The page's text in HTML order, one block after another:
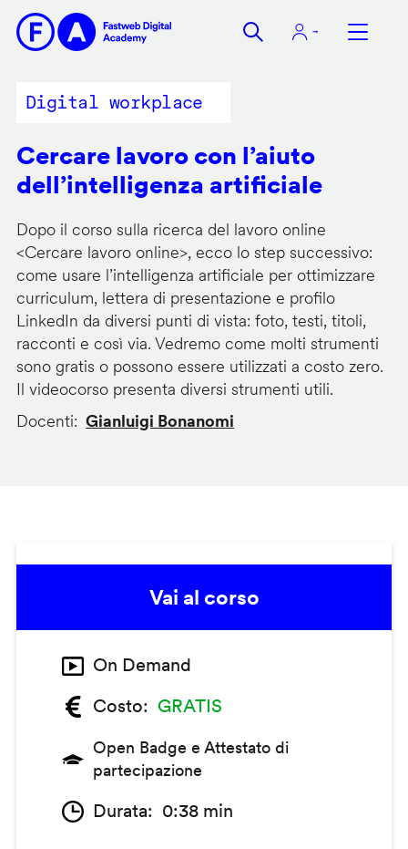
contenuto
Digital workplace
Cercare lavoro con l’aiuto
dell’intelligenza artificiale
Dopo il corso sulla ricerca del lavoro online
<Cercare lavoro online>, ecco lo step successivo:
come usare l’intelligenza artificiale per ottimizzare
curriculum, lettera di presentazione e profilo
LinkedIn da diversi punti di vista: foto, testi, titoli,
racconti e così via. Vedremo come molti strumenti
sono gratis o possono essere utilizzati a costo zero.
Il videocorso presenta diversi strumenti utili.
Docenti
Gianluigi Bonanomi
Vai al corso
On Demand
Costo
GRATIS
Open Badge e Attestato di
partecipazione
Durata 0:38 min